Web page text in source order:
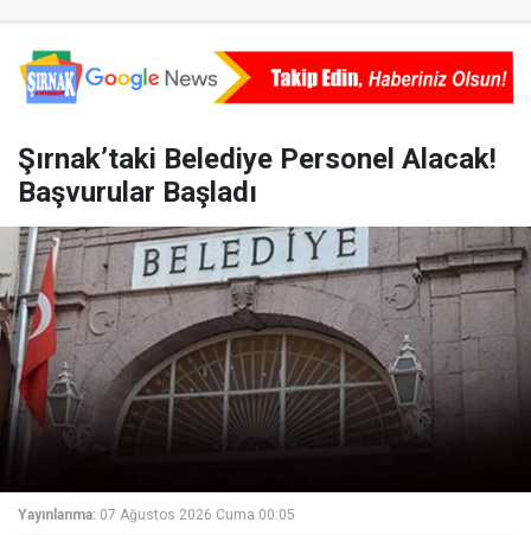
Şırnak’taki Belediye Personel Alacak!
Başvurular Başladı
Yayınlanma: 07 Ağustos 2026 Cuma 00:05